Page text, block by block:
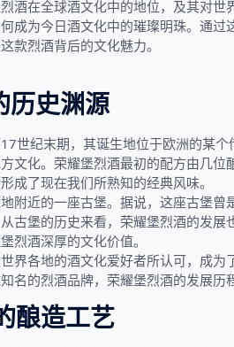
酒在全球酒文化中的地位，及其对
成为今日酒文化中的璀璨明珠。通
款烈酒背后的文化魅力。
历史渊源
世纪末期，其诞生地位于欧洲的某
文化。荣耀堡烈酒最初的配方由几
成了现在我们所熟知的经典风味。
附近的一座古堡。据说，这座古堡
古堡的历史来看，荣耀堡烈酒的发
烈酒深厚的文化价值。
界各地的酒文化爱好者所认可，成
名的烈酒品牌，荣耀堡烈酒的发展历
酿造工艺